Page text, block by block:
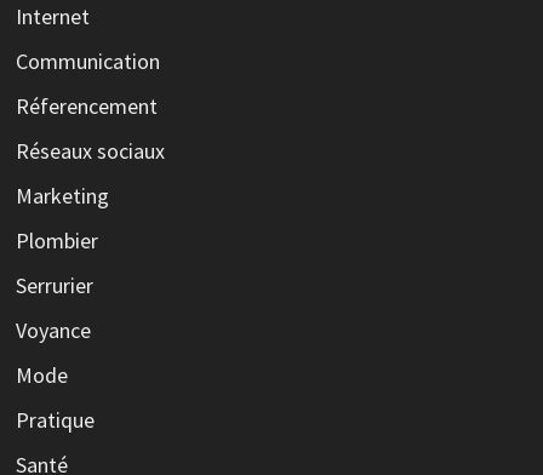
Internet
Communication
Réferencement
Réseaux sociaux
Marketing
Plombier
Serrurier
Voyance
Mode
Pratique
Santé